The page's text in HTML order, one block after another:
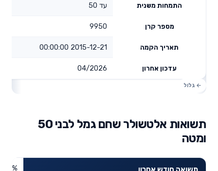
התמחות משנית עד 50
מספר קרן 9950
תאריך הקמה 2015-12-21 00:00:00
עדכון אחרון 04/2026
תשואות אלטשולר שחם גמל לבני 50
ומטה